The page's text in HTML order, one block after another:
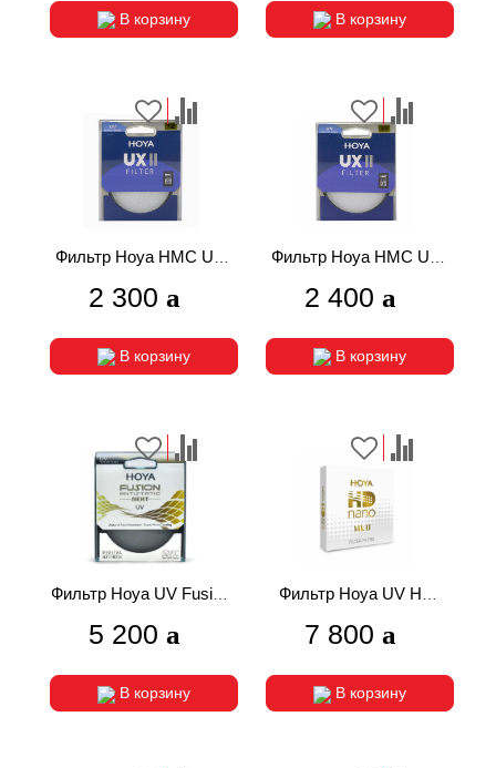
В корзину В корзину
Фильтр Hoya HMC UX
2 300
В корзину
Фильтр Hoya HMC UX
2 400
В корзину
Фильтр Hoya UV Fusion
5 200
В корзину
Фильтр Hoya UV HD
7 800
В корзину